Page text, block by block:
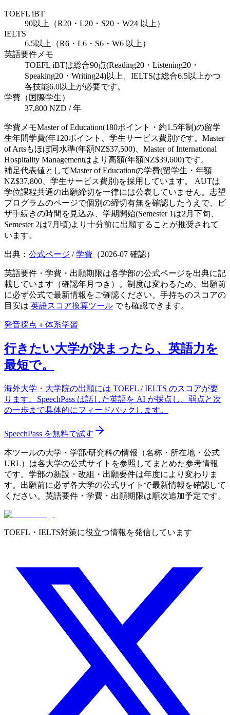
TOEFL iBT
90以上（R20・L20・S20・W24 以上）
IELTS
6.5以上（R6・L6・S6・W6 以上）
英語要件メモ
TOEFL iBTは総合90点(Reading20・Listening20・
Speaking20・Writing24)以上、IELTSは総合6.5以上かつ
各技能6.0以上が必要です。
学費（国際学生）
37,800 NZD / 年
学費メモMaster of Education(180ポイント・約1.5年制)の留学
生年間学費(年120ポイント、学生サービス費別)です。Master
of Artsもほぼ同水準(年額NZ$37,500)、Master of International
Hospitality Managementはより高額(年額NZ$39,600)です。
補足代表値としてMaster of Educationの学費(留学生・年額
NZ$37,800、学生サービス費別)を採用しています。 AUTは
学位課程共通の出願締切を一律には公表していません。志望
プログラムのページで個別の締切有無を確認したうえで、ビ
ザ手続きの時間を見込み、学期開始(Semester 1は2月下旬、
Semester 2は7月頃)より十分前に出願することが推奨されて
います。
出典： 公式ページ /学費 （2026-07 確認）
英語要件・学費・出願期限は各学部の公式ページを出典に記
載しています（確認年月つき）。制度は変わるため、出願前
に必ず公式で最新情報をご確認ください。手持ちのスコアの
目安は 英語スコア換算ツール でも確認できます。
発音採点＋体系学習
行きたい大学が決まったら、英語力を
最短で。
海外大学・大学院の出願には TOEFL / IELTS のスコアが要
ります。SpeechPass は話した英語を AI が採点し、弱点と次
の一歩まで具体的にフィードバックします。
SpeechPass を無料で試す
本ツールの大学・学部/研究科の情報（名称・所在地・公式
URL）は各大学の公式サイトを参照してまとめた参考情報
です。学部の新設・改組・出願要件は年度により変わりま
す。出願前に必ず各大学の公式サイトで最新情報を確認して
ください。英語要件・学費・出願期限は順次追加予定です。
TOEFL・IELTS対策に役立つ情報を発信しています